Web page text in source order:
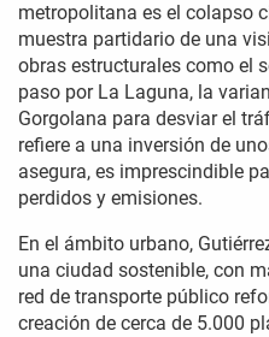
metropolitana es el colapso
muestra partidario de una
obras estructurales como el
paso por La Laguna, la
Gorgolana para desviar el
refiere a una inversión de
asegura, es imprescindible
perdidos y emisiones.
En el ámbito urbano,
una ciudad sostenible, con
red de transporte público
creación de cerca de 5.000